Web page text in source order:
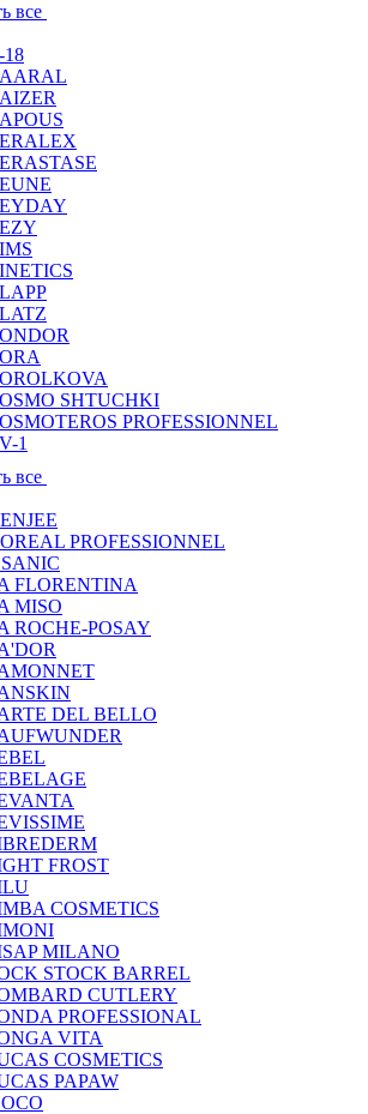
все
SHTUCHKI
PROFESSIONNEL
1
все
PROFESSIONNEL
FLORENTINA
MISO
ROCHE-POSAY
DEL BELLO
FROST
COSMETICS
MILANO
STOCK BARREL
CUTLERY
PROFESSIONAL
VITA
COSMETICS
PAPAW